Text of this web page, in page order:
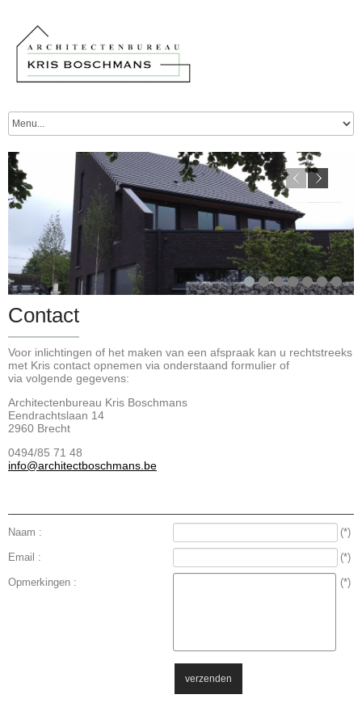
Contact
Voor inlichtingen of het maken van een afspraak kan u rechtstreeks
met Kris contact opnemen via onderstaand formulier of
via volgende gegevens:
Architectenbureau Kris Boschmans
Eendrachtslaan 14
2960 Brecht
0494/85 71 48
info@architectboschmans.be
Naam : (*)
Email : (*)
Opmerkingen : (*)